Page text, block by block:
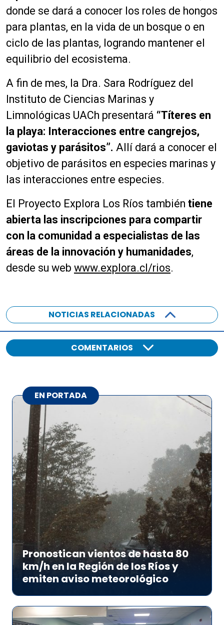
donde se dará a conocer los roles de hongos
para plantas, en la vida de un bosque o en
ciclo de las plantas, logrando mantener el
equilibrio del ecosistema.
A fin de mes, la Dra. Sara Rodríguez del
Instituto de Ciencias Marinas y
Limnológicas UACh presentará “Títeres en
la playa: Interacciones entre cangrejos,
gaviotas y parásitos”. Allí dará a conocer el
objetivo de parásitos en especies marinas y
las interacciones entre especies.
El Proyecto Explora Los Ríos también tiene
abierta las inscripciones para compartir
con la comunidad a especialistas de las
áreas de la innovación y humanidades,
desde su web www.explora.cl/rios.
NOTICIAS RELACIONADAS
COMENTARIOS
EN PORTADA
Pronostican vientos de hasta 80
km/h en la Región de los Ríos y
emiten aviso meteorológico